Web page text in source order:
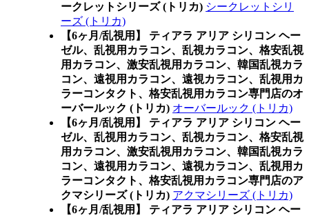
ークレットシリーズ (トリカ) シークレットシリ
ーズ (トリカ)
【6ヶ月/乱視用】 ティアラ アリア シリコン ヘー
ゼル、乱視用カラコン、乱視カラコン、格安乱視
用カラコン、激安乱視用カラコン、韓国乱視カラ
コン、遠視用カラコン、遠視カラコン、乱視用カ
ラーコンタクト、格安乱視用カラコン専門店のオ
ーバールック (トリカ) オーバールック (トリカ)
【6ヶ月/乱視用】 ティアラ アリア シリコン ヘー
ゼル、乱視用カラコン、乱視カラコン、格安乱視
用カラコン、激安乱視用カラコン、韓国乱視カラ
コン、遠視用カラコン、遠視カラコン、乱視用カ
ラーコンタクト、格安乱視用カラコン専門店のア
クマシリーズ (トリカ) アクマシリーズ (トリカ)
【6ヶ月/乱視用】 ティアラ アリア シリコン ヘー